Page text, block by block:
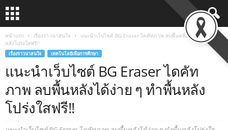
หน้าแรก เรื่องราวน่าสนใจ
แนะนำเว็บไซต์ BG Eraser ไดคัทภาพ ลบพื้นหลังได้ง่าย ๆ ทำพื้น
หลังโปร่งใสฟรี!!
เรื่องราวน่าสนใจ เทคโนโลยีเพื่อการศึกษา
แนะนำเว็บไซต์ BG Eraser ไดคัท
ภาพ ลบพื้นหลังได้ง่าย ๆ ทำพื้นหลัง
โปร่งใสฟรี!!